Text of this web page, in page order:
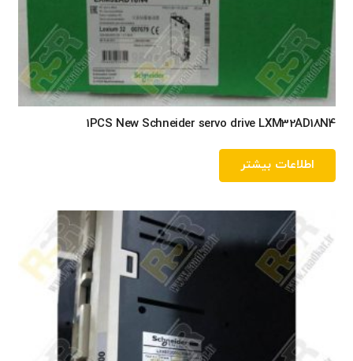
1PCS New Schneider servo drive LXM32AD18N4
اطلاعات بیشتر